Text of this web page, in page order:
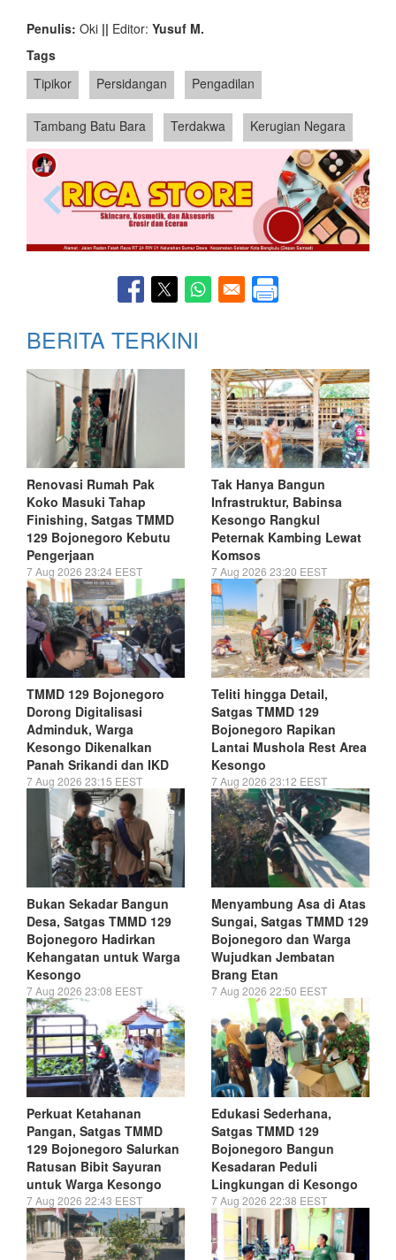
Penulis: Oki || Editor: Yusuf M.
Tags
Tipikor
Persidangan Pengadilan
Tambang Batu Bara Terdakwa Kerugian Negara
BERITA TERKINI
Renovasi Rumah Pak
Koko Masuki Tahap
Finishing, Satgas TMMD
129 Bojonegoro Kebutu
Pengerjaan
7 Aug 2026 23:24 EEST
Tak Hanya Bangun
Infrastruktur, Babinsa
Kesongo Rangkul
Peternak Kambing Lewat
Komsos
7 Aug 2026 23:20 EEST
TMMD 129 Bojonegoro
Dorong Digitalisasi
Adminduk, Warga
Kesongo Dikenalkan
Panah Srikandi dan IKD
7 Aug 2026 23:15 EEST
Teliti hingga Detail,
Satgas TMMD 129
Bojonegoro Rapikan
Lantai Mushola Rest Area
Kesongo
7 Aug 2026 23:12 EEST
Bukan Sekadar Bangun
Desa, Satgas TMMD 129
Bojonegoro Hadirkan
Kehangatan untuk Warga
Kesongo
7 Aug 2026 23:08 EEST
Menyambung Asa di Atas
Sungai, Satgas TMMD 129
Bojonegoro dan Warga
Wujudkan Jembatan
Brang Etan
7 Aug 2026 22:50 EEST
Perkuat Ketahanan
Pangan, Satgas TMMD
129 Bojonegoro Salurkan
Ratusan Bibit Sayuran
untuk Warga Kesongo
7 Aug 2026 22:43 EEST
Edukasi Sederhana,
Satgas TMMD 129
Bojonegoro Bangun
Kesadaran Peduli
Lingkungan di Kesongo
7 Aug 2026 22:38 EEST